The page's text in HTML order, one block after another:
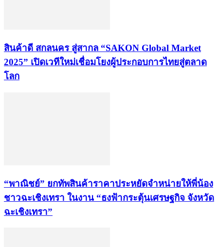
สินค้าดี สกลนคร สู่สากล “SAKON Global Market
2025” เปิดเวทีใหม่เชื่อมโยงผู้ประกอบการไทยสู่ตลาด
โลก
“พาณิชย์” ยกทัพสินค้าราคาประหยัดจำหน่ายให้พี่น้อง
ชาวฉะเชิงเทรา ในงาน “ธงฟ้ากระตุ้นเศรษฐกิจ จังหวัด
ฉะเชิงเทรา”